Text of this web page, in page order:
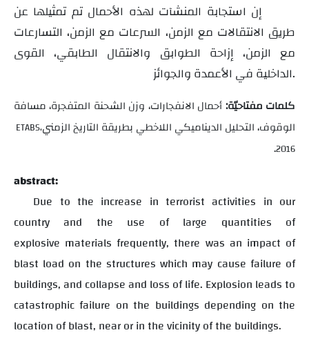
إن استجابة المنشآت لهذه الأحمال تم تمثيلها عن
طريق الانتقالات مع الزمن، السرعات مع الزمن، التسارعات
مع الزمن، إزاحة الطوابق والانتقال الطابقي، القوى
الداخلية في الأعمدة والجوائز.
كلمات مفتاحيّة:أحمال الانفجارات، وزن الشحنة المتفجرة، مسافة
الوقوف، التحليل الديناميكي اللاخطي بطريقة التاريخ الزمني،ETABS
2016
.
abstract:
Due to the increase in terrorist activities in our
country and the use of large quantities of
explosive materials frequently, there was an impact of
blast load on the structures which may cause failure of
buildings, and collapse and loss of life. Explosion leads to
catastrophic failure on the buildings depending on the
location of blast, near or in the vicinity of the buildings.